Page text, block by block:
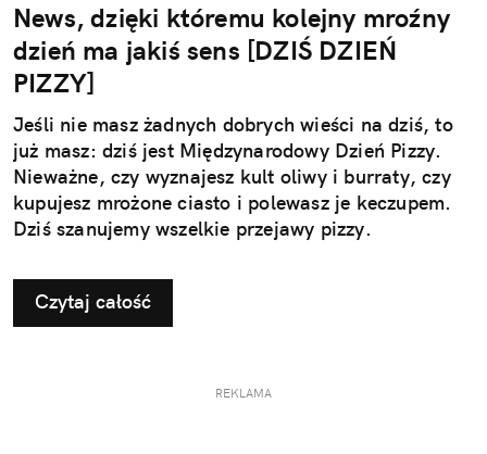
News, dzięki któremu kolejny mroźny
dzień ma jakiś sens [DZIŚ DZIEŃ
PIZZY]
Jeśli nie masz żadnych dobrych wieści na dziś, to
już masz: dziś jest Międzynarodowy Dzień Pizzy.
Nieważne, czy wyznajesz kult oliwy i burraty, czy
kupujesz mrożone ciasto i polewasz je keczupem.
Dziś szanujemy wszelkie przejawy pizzy.
Czytaj całość
REKLAMA